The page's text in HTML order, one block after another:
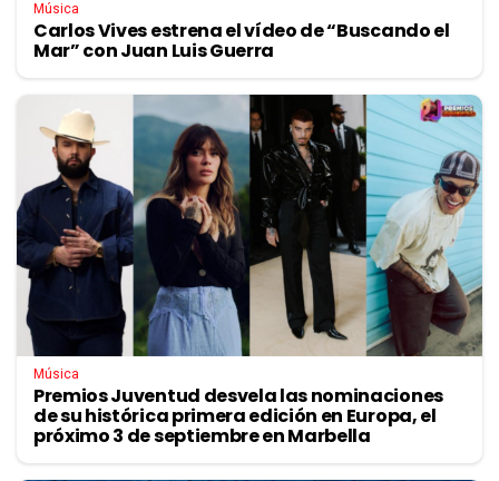
Música
Carlos Vives estrena el vídeo de “Buscando el
Mar” con Juan Luis Guerra
Música
Premios Juventud desvela las nominaciones
de su histórica primera edición en Europa, el
próximo 3 de septiembre en Marbella